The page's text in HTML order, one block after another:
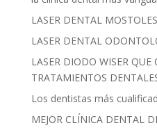
LASER DENTAL MOSTOLES
LASER DENTAL
LASER DIODO WISER
TRATAMIENTOS
Los dentistas más
MEJOR CLÍNICA DENTAL